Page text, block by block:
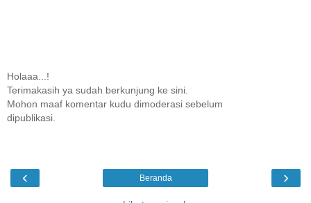
Holaaa...!
Terimakasih ya sudah berkunjung ke sini.
Mohon maaf komentar kudu dimoderasi sebelum
dipublikasi.
‹ ›
Beranda